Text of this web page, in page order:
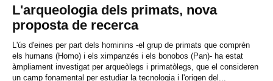
L'arqueologia dels primats, nova
proposta de recerca
L'ús d'eines per part dels hominins -el grup de primats que comprèn
els humans (Homo) i els ximpanzés i els bonobos (Pan)- ha estat
àmpliament investigat per arqueòlegs i primatòlegs, que el consideren
un camp fonamental per estudiar la tecnologia i l'origen del...